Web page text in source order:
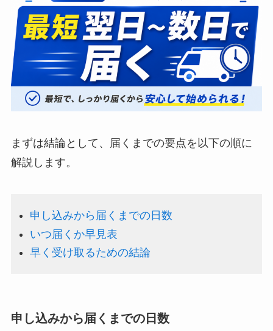
まずは結論として、届くまでの要点を以下の順に
解説します。
申し込みから届くまでの日数
いつ届くか早見表
早く受け取るための結論
申し込みから届くまでの日数